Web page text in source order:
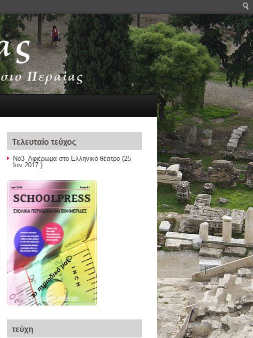
Τελευταίο τεύχος
Νο3_Αφιέρωμα στο Ελληνικό θέατρο (25
Ιαν 2017 )
το περιοδικό μας
τεύχη